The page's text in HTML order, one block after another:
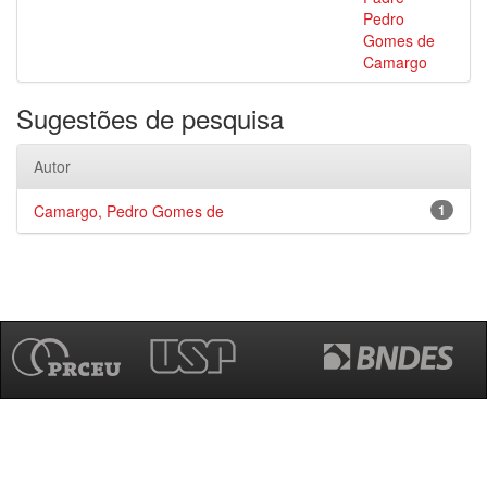
Pedro
Gomes de
Camargo
Sugestões de pesquisa
Autor
1
Camargo, Pedro Gomes de